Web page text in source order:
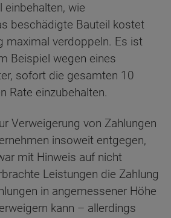
einbehalten, wie
beschädigte Bauteil kostet
maximal verdoppeln. Es ist
Beispiel wegen eines
sofort die gesamten 10
Rate einzubehalten.
Verweigerung von Zahlungen
insoweit entgegen,
mit Hinweis auf nicht
Leistungen die Zahlung
in angemessener Höhe
kann – allerdings